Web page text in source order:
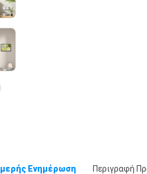
Ενημέρωση Περιγραφή